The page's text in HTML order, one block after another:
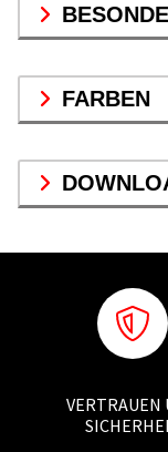
FARBEN
VERTRAUEN